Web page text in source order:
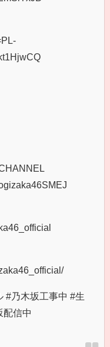
#乃木坂工事中 #生
配信中